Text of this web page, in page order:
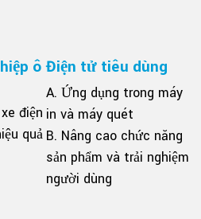
ô
điện
quả
Điện tử tiêu dùng
A. Ứng dụng trong máy
in và máy quét
B. Nâng cao chức năng
sản phẩm và trải nghiệm
người dùng